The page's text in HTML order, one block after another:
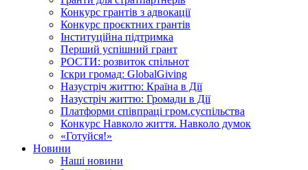
Конкурс грантів з адвокації
Конкурс проєктних грантів
Інституційна підтримка
Перший успішний грант
РОСТИ: розвиток спільнот
Іскри громад: GlobalGiving
Назустріч життю: Країна в Дії
Назустріч життю: Громади в Дії
Платформи співпраці гром.суспільства
Конкурс Навколо життя. Навколо думок
«Готуйся!»
Новини
Наші новини